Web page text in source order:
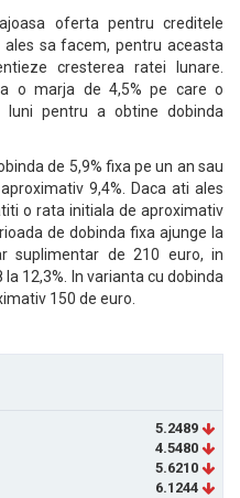
oferta pentru creditele
sa facem, pentru aceasta
cresterea ratei lunare.
o marja de 4,5% pe care o
luni pentru a obtine dobinda
de 5,9% fixa pe un an sau
9,4%. Daca ati ales
o rata initiala de aproximativ
de dobinda fixa ajunge la
suplimentar de 210 euro, in
12,3%. In varianta cu dobinda
150 de euro.
5.2489
4.5480
5.6210
6.1244